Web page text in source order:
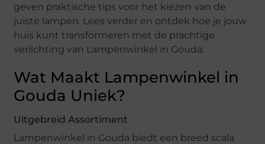
geven praktische tips voor het kiezen van de
juiste lampen. Lees verder en ontdek hoe je jouw
huis kunt transformeren met de prachtige
verlichting van Lampenwinkel in Gouda.
Wat Maakt Lampenwinkel in
Gouda Uniek?
Uitgebreid Assortiment
Lampenwinkel in Gouda biedt een breed scala